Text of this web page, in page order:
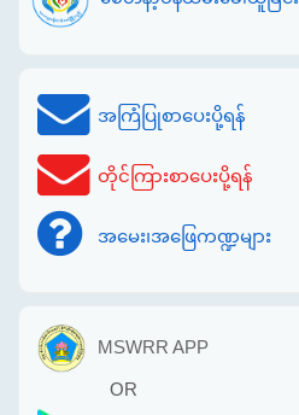
အကြံပြုစာပေးပို့ရန်
တိုင်ကြားစာပေးပို့ရန်
အမေး၊အဖြေကဏ္ဍများ
MSWRR APP
OR